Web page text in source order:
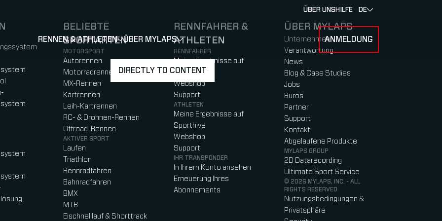
DIRECTLY TO CONTENT
RENNEN & ATHLETEN SHOW SUBMENU FOR RENNEN & ATHLETEN
ÜBER MYLAPS SHOW SUBMENU FOR ÜBER MYLAPS ANMELDUNG
ÜBER UNSHILFE DE
tab)tab)
BELIEBTE
SPORTARTEN
MOTORSPORT
Autorennen
Motorradrennen
MX-Rennen
Kartrennen
Leih-Kartrennen
RC- & Drohnen-Rennen
Offroad-Rennen
AKTIVER SPORT
Laufen
Triathlon
Rennradfahren
Bahnradfahren
BMX
MTB
Eischnelllauf & Shorttrack
RENNFAHRER &
ATHLETEN
RENNFAHRER
Meine Ergebnisse auf
Speedhive
Webshop
Support
ATHLETEN
Meine Ergebnisse auf
Sporthive
Webshop
Support
IHR TRANSPONDER
In Ihrem Konto ansehen
Erneuerung Ihres
Abonnements
ÜBER MYLAPS
Unternehmen
Verantwortung
News
Blog & Case Studies
Jobs
Büros
Partner
Support
Kontakt
Abgelaufene Produkte
MYLAPS GROUP
2D Datarecording
Ultimate Sport Service
© 2026 MYLAPS, INC. - ALL
RIGHTS RESERVED
Nutzungsbedingungen &
Privatsphäre